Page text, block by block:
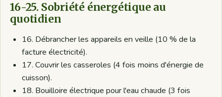
16-25. Sobriété énergétique au
quotidien
16. Débrancher les appareils en veille (10 % de la
facture électricité).
17. Couvrir les casseroles (4 fois moins d'énergie de
cuisson).
18. Bouilloire électrique pour l'eau chaude (3 fois